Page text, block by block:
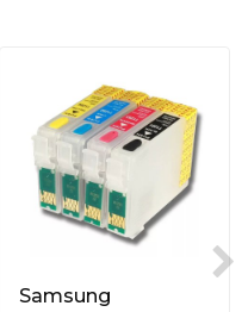
Samsung